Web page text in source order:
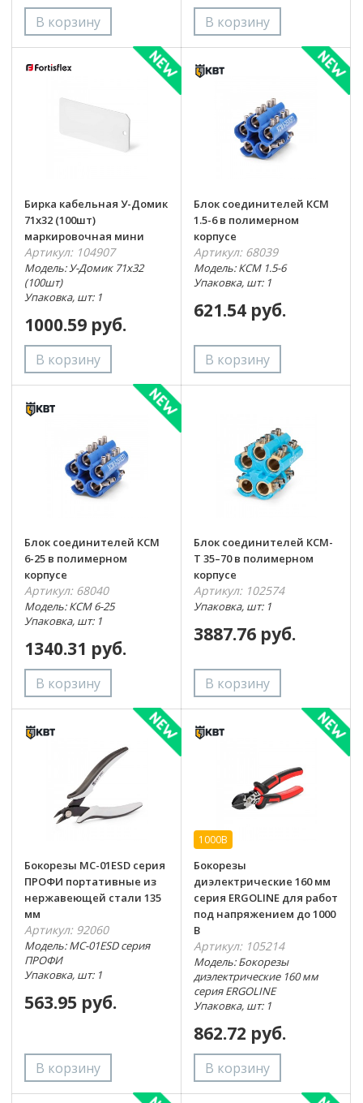
Бирка кабельная У-Домик
71х32 (100шт)
маркировочная мини
Артикул: 104907
Модель: У-Домик 71х32
(100шт)
Упаковка, шт: 1
1000.59 руб.
Блок соединителей КСМ
1.5-6 в полимерном
корпусе
Артикул: 68039
Модель: КСМ 1.5-6
Упаковка, шт: 1
621.54 руб.
Блок соединителей КСМ
6-25 в полимерном
корпусе
Артикул: 68040
Модель: КСМ 6-25
Упаковка, шт: 1
1340.31 руб.
Блок соединителей КСМ-
Т 35–70 в полимерном
корпусе
Артикул: 102574
Упаковка, шт: 1
3887.76 руб.
Бокорезы MC-01ESD серия
ПРОФИ портативные из
нержавеющей стали 135
мм
Артикул: 92060
Модель: MC-01ESD серия
ПРОФИ
Упаковка, шт: 1
563.95 руб.
1000В
Бокорезы
диэлектрические 160 мм
серия ERGOLINE для работ
под напряжением до 1000
В
Артикул: 105214
Модель: Бокорезы
диэлектрические 160 мм
серия ERGOLINE
Упаковка, шт: 1
862.72 руб.